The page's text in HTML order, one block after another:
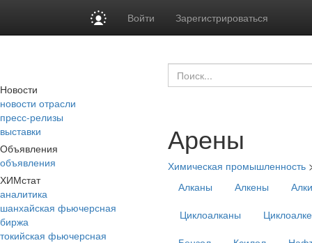
Войти Зарегистрироваться
Новости
новости отрасли
пресс-релизы
выставки
Объявления
объявления
ХИМстат
аналитика
шанхайская фьючерсная
биржа
токийская фьючерсная
Арены
Химическая промышленность
Алканы
Алкены
Циклоалканы